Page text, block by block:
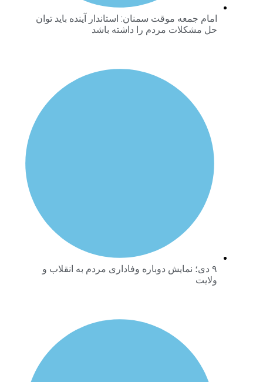
امام جمعه موقت سمنان: استاندار آینده باید توان
حل مشکلات مردم را داشته باشد
۹ دی؛ نمایش دوباره وفاداری مردم به انقلاب و